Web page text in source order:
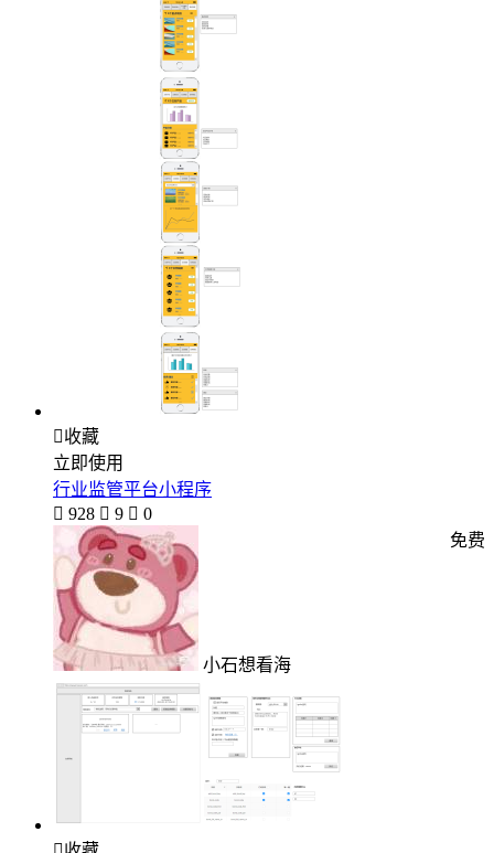
收藏
立即使用
行业监管平台小程序
 928  9  0
小石想看海
免费